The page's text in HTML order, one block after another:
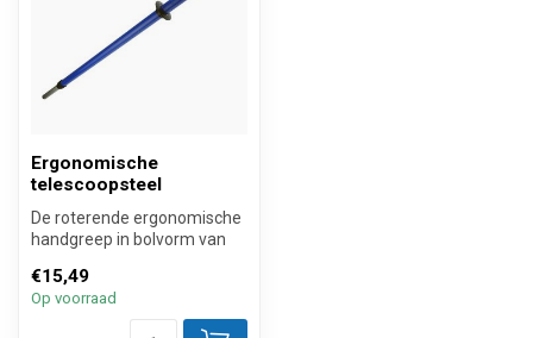
Ergonomische
telescoopsteel
De roterende ergonomische
handgreep in bolvorm van
dat...
€15,49
Op voorraad